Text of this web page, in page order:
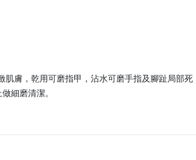
膚，乾用可磨指甲，沾水可磨手指及腳趾局部死
細磨清潔。